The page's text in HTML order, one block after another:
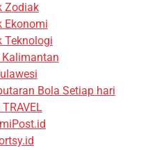
Zodiak
Ekonomi
Teknologi
Bola Setiap hari